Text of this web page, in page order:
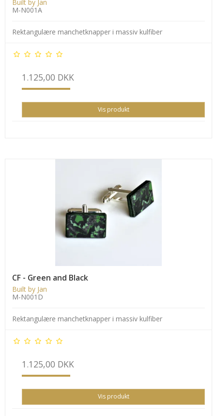
Built by Jan
M-N001A
Rektangulære manchetknapper i massiv kulfiber
1.125,00 DKK
Vis produkt
CF - Green and Black
Built by Jan
M-N001D
Rektangulære manchetknapper i massiv kulfiber
1.125,00 DKK
Vis produkt